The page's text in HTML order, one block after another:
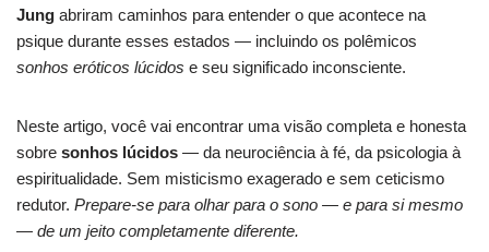
Jung abriram caminhos para entender o que acontece na
psique durante esses estados — incluindo os polêmicos
sonhos eróticos lúcidos e seu significado inconsciente.
Neste artigo, você vai encontrar uma visão completa e honesta
sobre sonhos lúcidos — da neurociência à fé, da psicologia à
espiritualidade. Sem misticismo exagerado e sem ceticismo
redutor. Prepare-se para olhar para o sono — e para si mesmo
— de um jeito completamente diferente.